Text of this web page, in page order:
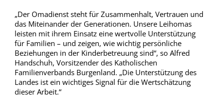
„Der Omadienst steht für Zusammenhalt, Vertrauen und
das Miteinander der Generationen. Unsere Leihomas
leisten mit ihrem Einsatz eine wertvolle Unterstützung
für Familien – und zeigen, wie wichtig persönliche
Beziehungen in der Kinderbetreuung sind“, so Alfred
Handschuh, Vorsitzender des Katholischen
Familienverbands Burgenland. „Die Unterstützung des
Landes ist ein wichtiges Signal für die Wertschätzung
dieser Arbeit.“